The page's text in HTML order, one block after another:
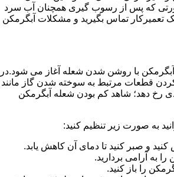
که پس از رسوب گیری همچنان آب سرد
تعمیرکار تماس بگیرید و مشکلات آبگرمکن
با روشن شدن شعله آغاز می شود.در
قطعات مرتبط به سوخته شدن گاز مانند
رخ دهد؛ شاهد کم بودن شعله آبگرمکن
به صورت زیر تنظیم کنید:
و صبر کنید تا دمای آن کاهش یابد.
به آرامی بردارید.
را باز کنید.